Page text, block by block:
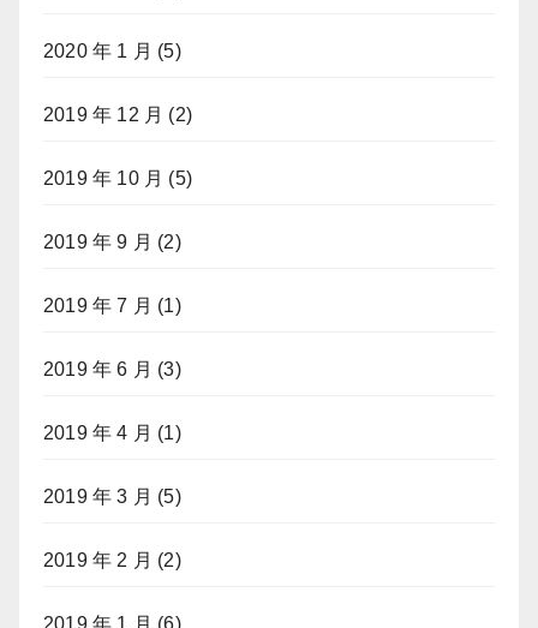
2020 年 1 月 (5)
2019 年 12 月 (2)
2019 年 10 月 (5)
2019 年 9 月 (2)
2019 年 7 月 (1)
2019 年 6 月 (3)
2019 年 4 月 (1)
2019 年 3 月 (5)
2019 年 2 月 (2)
2019 年 1 月 (6)